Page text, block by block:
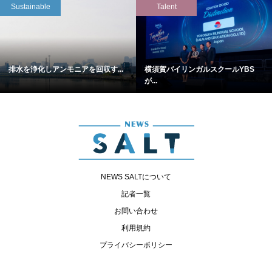
Sustainable
排水を浄化しアンモニアを回収す...
Talent
横須賀バイリンガルスクールYBS
が...
NEWS SALTについて
記者一覧
お問い合わせ
利用規約
プライバシーポリシー